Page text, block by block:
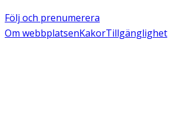
Följ och prenumerera
Om webbplatsenKakorTillgänglighet